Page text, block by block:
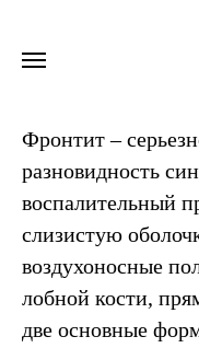
Фронтит –
разновидность
воспалительный
слизистую
воздухоносные
лобной кости,
две основные